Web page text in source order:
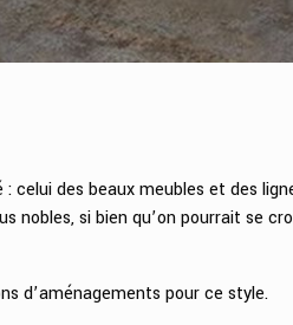
celui des beaux meubles et des
nobles, si bien qu’on pourrait se
d’aménagements pour ce style.